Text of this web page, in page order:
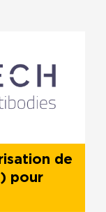
de
pour